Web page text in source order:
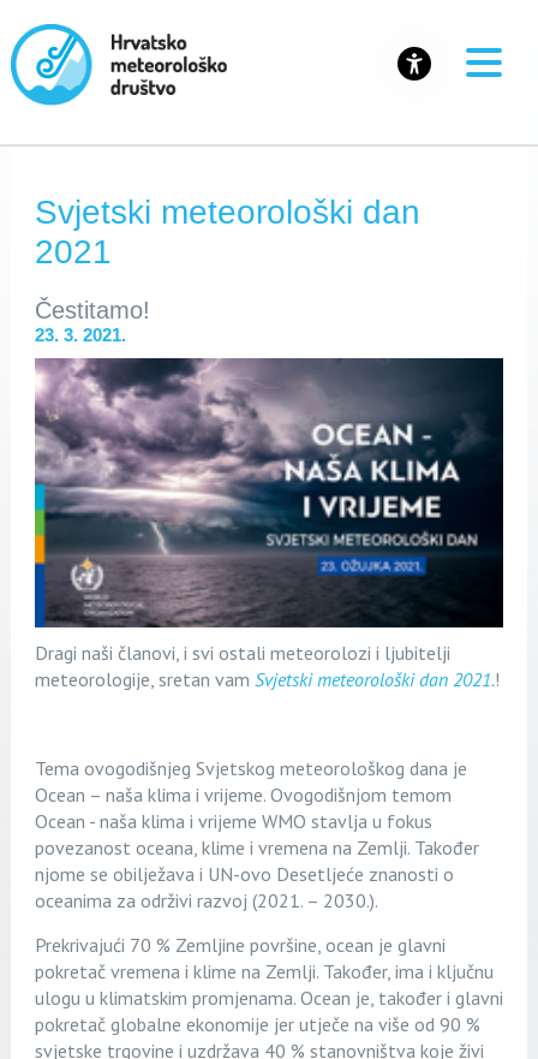
Svjetski meteorološki dan
2021
Čestitamo!
23. 3. 2021.
Dragi naši članovi, i svi ostali meteorolozi i ljubitelji
meteorologije, sretan vam Svjetski meteorološki dan 2021.!
Tema ovogodišnjeg Svjetskog meteorološkog dana je
Ocean – naša klima i vrijeme. Ovogodišnjom temom
Ocean - naša klima i vrijeme WMO stavlja u fokus
povezanost oceana, klime i vremena na Zemlji. Također
njome se obilježava i UN-ovo Desetljeće znanosti o
oceanima za održivi razvoj (2021. – 2030.).
Prekrivajući 70 % Zemljine površine, ocean je glavni
pokretač vremena i klime na Zemlji. Također, ima i ključnu
ulogu u klimatskim promjenama. Ocean je, također i glavni
pokretač globalne ekonomije jer utječe na više od 90 %
svjetske trgovine i uzdržava 40 % stanovništva koje živi